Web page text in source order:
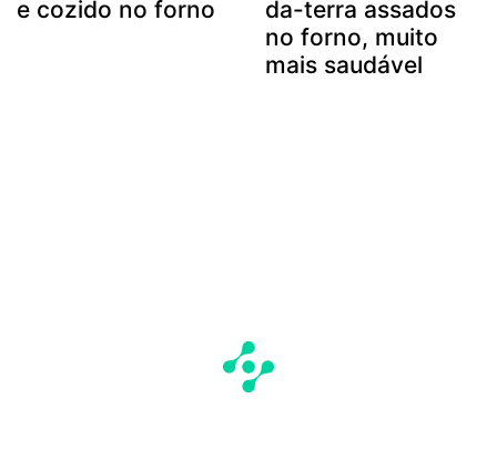
e cozido no forno
da-terra assados
no forno, muito
mais saudável